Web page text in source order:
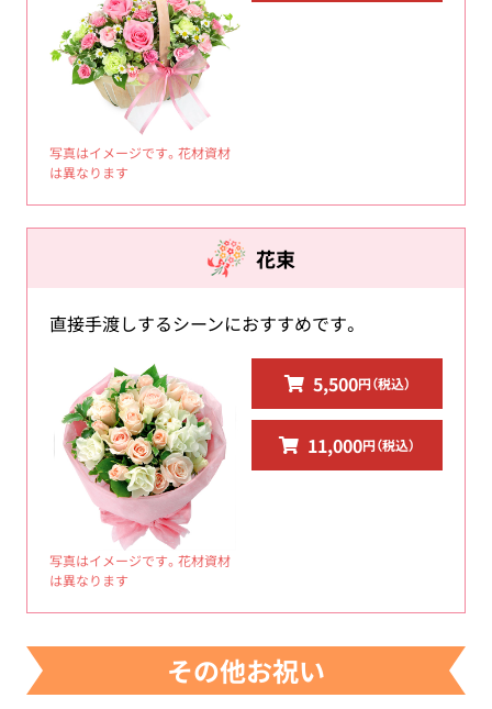
写真はイメージです。花材資材
は異なります
花束
直接手渡しするシーンにおすすめです。
写真はイメージです。花材資材
は異なります
5,500円（税込）
11,000円（税込）
その他お祝い